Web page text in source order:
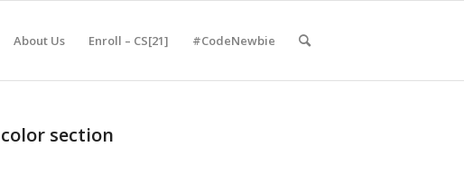
About Us Enroll – CS[21] #CodeNewbie
section